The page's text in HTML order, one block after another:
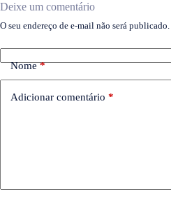
Deixe um comentário
O seu endereço de e-mail não será publicado.
Nome*
Adicionar comentário *